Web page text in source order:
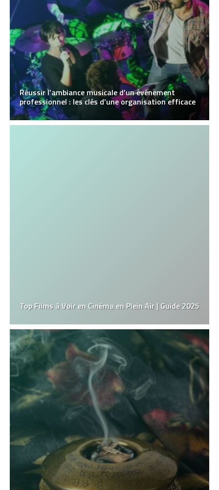
Réussir l’ambiance musicale d’un événement
professionnel : les clés d’une organisation efficace
Top Films à Voir en Cinéma en Plein Air | Guide 2025